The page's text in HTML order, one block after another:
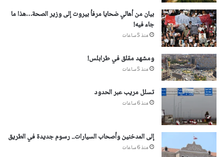
بيان من أهالي ضحايا مرفأ بيروت إلى وزير الصحة…هذا ما
جاء فيه!
منذ 5 ساعات
ومشهد مقلق في طرابلس!
منذ 5 ساعات
تسلل مريب عبر الحدود
منذ 6 ساعات
إلى المدخنين وأصحاب السيارات.. رسوم جديدة في الطريق
منذ 6 ساعات